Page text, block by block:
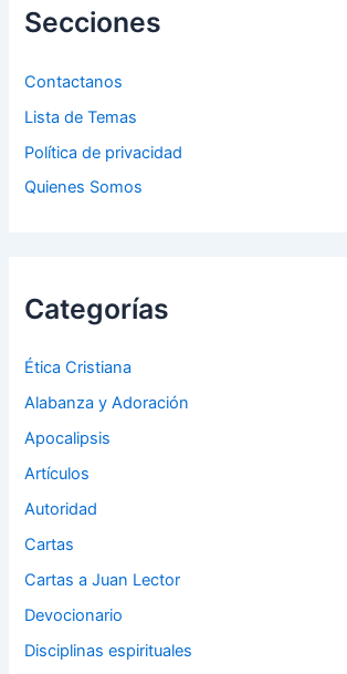
p
o
:
Secciones
Contactanos
Lista de Temas
Política de privacidad
Quienes Somos
Categorías
Ética Cristiana
Alabanza y Adoración
Apocalipsis
Artículos
Autoridad
Cartas
Cartas a Juan Lector
Devocionario
Disciplinas espirituales